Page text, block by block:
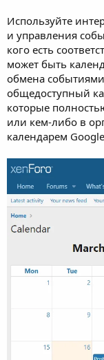
Используйте
и управления
кого есть
может быть
обмена
общедоступный
которые
или кем-либо в
календарем